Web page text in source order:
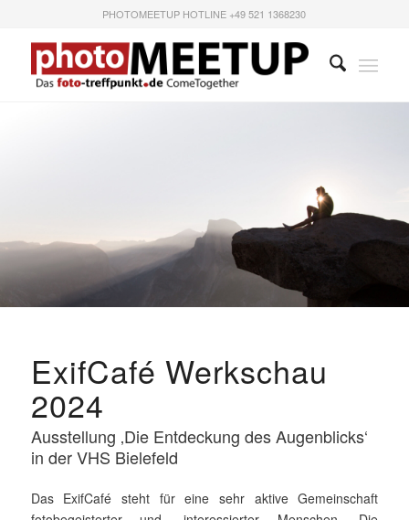
PHOTOMEETUP HOTLINE +49 521 1368230
ExifCafé Werkschau
2024
Ausstellung ‚Die Entdeckung des Augenblicks‘
in der VHS Bielefeld
Das ExifCafé steht für eine sehr aktive Gemeinschaft